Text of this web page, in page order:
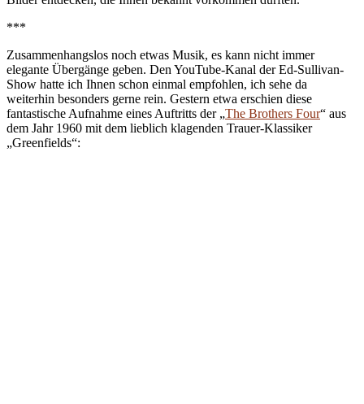
***
Zusammenhangslos noch etwas Musik, es kann nicht immer
elegante Übergänge geben. Den YouTube-Kanal der Ed-Sullivan-
Show hatte ich Ihnen schon einmal empfohlen, ich sehe da
weiterhin besonders gerne rein. Gestern etwa erschien diese
fantastische Aufnahme eines Auftritts der „The Brothers Four“ aus
dem Jahr 1960 mit dem lieblich klagenden Trauer-Klassiker
„Greenfields“: